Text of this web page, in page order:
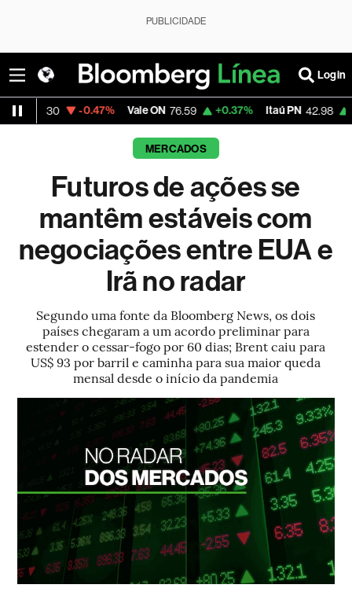
PUBLICIDADE
Login
-0.47% Vale ON 76.59 +0.37% Itaú PN 42.98 +2.09%
MERCADOS
Futuros de ações se
mantêm estáveis com
negociações entre EUA e
Irã no radar
Segundo uma fonte da Bloomberg News, os dois
países chegaram a um acordo preliminar para
estender o cessar-fogo por 60 dias; Brent caiu para
US$ 93 por barril e caminha para sua maior queda
mensal desde o início da pandemia